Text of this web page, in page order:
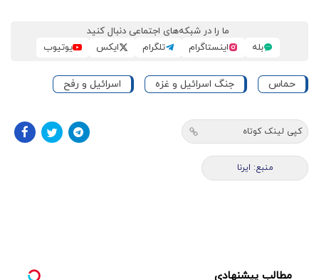
ما را در شبکه‌های اجتماعی دنبال کنید
بله
اینستاگرام تلگرام ایکس یوتیوب
حماس جنگ اسرائیل و غزه اسرائیل و رفح
کپی لینک کوتاه
منبع: ایرنا
مطالب پیشنهادی